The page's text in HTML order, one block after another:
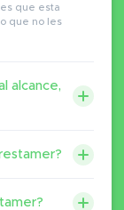
es que esta
que no les
alcance,